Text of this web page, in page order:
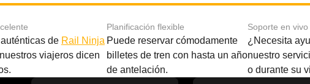
de Rail Ninja
viajeros dicen
Planificación flexible
Puede reservar cómodamente
billetes de tren con hasta un año
de antelación.
Soporte en vivo
¿Necesita
nuestro
o durante su